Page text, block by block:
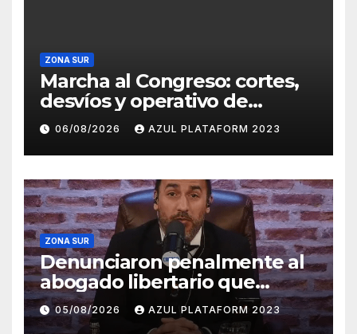
ZONA SUR
Marcha al Congreso: cortes,
desvíos y operativo de
seguridad por la protesta
contra la reforma de la Ley
de Tierras
06/08/2026 AZUL PLATAFORM 2023
ZONA SUR
Denunciaron penalmente al
abogado libertario que
propuso tirar napalm sobre
el Gran Buenos Aires
05/08/2026 AZUL PLATAFORM 2023